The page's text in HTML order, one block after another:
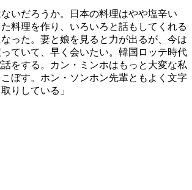
ないだろうか。日本の料理はやや塩辛い
料理を作り、いろいろと話もしてくれる
った。妻と娘を見ると力が出るが、今は
ていて、早く会いたい。韓国ロッテ時代
をする。カン・ミンホはもっと大変な私
ぼす。ホン・ソンホン先輩ともよく文字
りしている」